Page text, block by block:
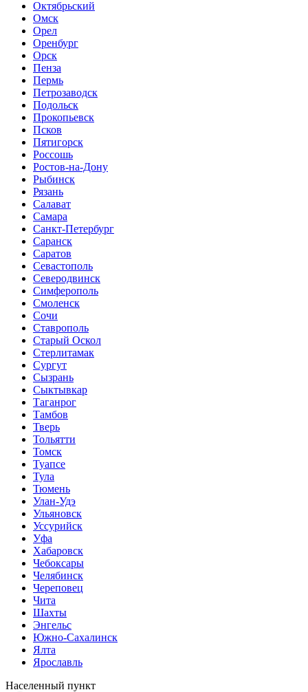
Октябрьский
Омск
Орел
Оренбург
Орск
Пенза
Пермь
Петрозаводск
Подольск
Прокопьевск
Псков
Пятигорск
Россошь
Ростов-на-Дону
Рыбинск
Рязань
Салават
Самара
Санкт-Петербург
Саранск
Саратов
Севастополь
Северодвинск
Симферополь
Смоленск
Сочи
Ставрополь
Старый Оскол
Стерлитамак
Сургут
Сызрань
Сыктывкар
Таганрог
Тамбов
Тверь
Тольятти
Томск
Туапсе
Тула
Тюмень
Улан-Удэ
Ульяновск
Уссурийск
Уфа
Хабаровск
Чебоксары
Челябинск
Череповец
Чита
Шахты
Энгельс
Южно-Сахалинск
Ялта
Ярославль
Населенный пункт